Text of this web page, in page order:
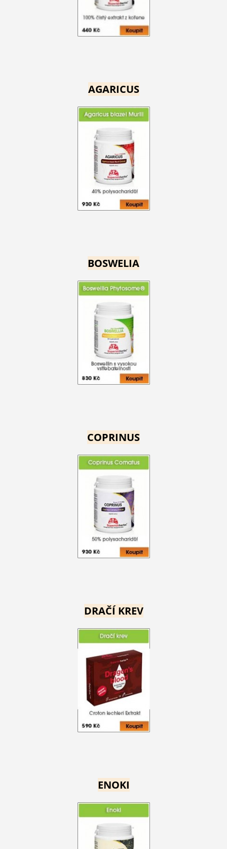
AGARICUS
BOSWELIA
COPRINUS
DRAČÍ KREV
ENOKI